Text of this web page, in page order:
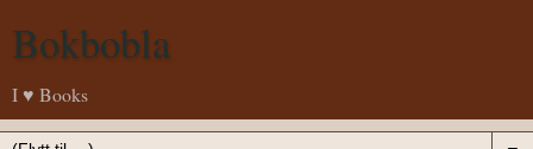
Bokbobla
I ♥ Books